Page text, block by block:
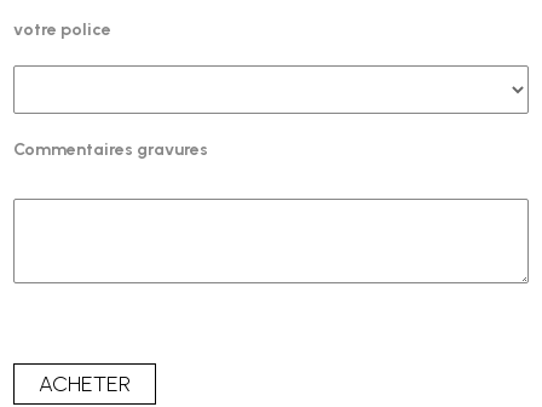
votre police
Commentaires gravures